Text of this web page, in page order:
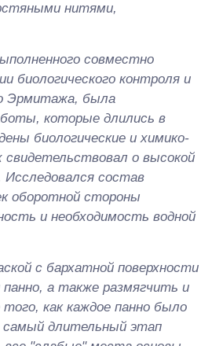
нитями,
совместно
биологического контроля и
Эрмитажа, была
которые длились в
биологические и химико-
свидетельствовал о высокой
Исследовался состав
оборотной стороны
и необходимость водной
с бархатной поверхности
а также размягчить и
как каждое панно было
самый длительный этап